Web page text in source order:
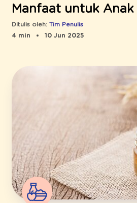
Manfaat untuk Anak
Ditulis oleh: Tim Penulis
4 min
10 Jun 2025